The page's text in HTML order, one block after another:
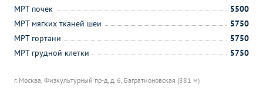
г. Москва, Физкультурный пр-д, д. 6, Багратионовская (881 м)
МРТ почек
5500
МРТ мягких тканей шеи
5750
МРТ гортани
5750
МРТ грудной клетки
5750